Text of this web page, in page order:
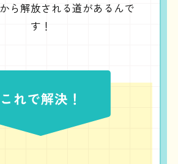
ら解放される道があるんで
す！